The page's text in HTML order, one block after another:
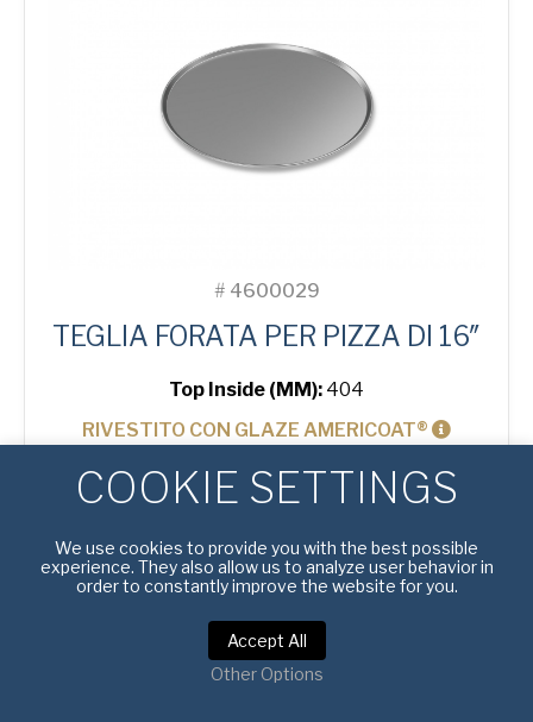
# 4600029
TEGLIA FORATA PER PIZZA DI 16″
Top Inside (MM): 404
RIVESTITO CON GLAZE AMERICOAT®
Solid
Tray
quantità
PER SAPERNE DI PIÙ
COOKIE SETTINGS
We use cookies to provide you with the best possible
experience. They also allow us to analyze user behavior in
order to constantly improve the website for you.
Accept All
Other Options